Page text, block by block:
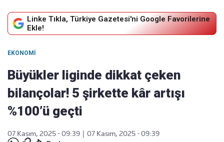
Linke Tıkla, Türkiye Gazetesi'ni Google Favorilerine
Ekle!
EKONOMI
Büyükler liginde dikkat çeken
bilançolar! 5 şirkette kâr artışı
%100’ü geçti
07 Kasım, 2025 - 09:39
07 Kasım, 2025 - 09:39